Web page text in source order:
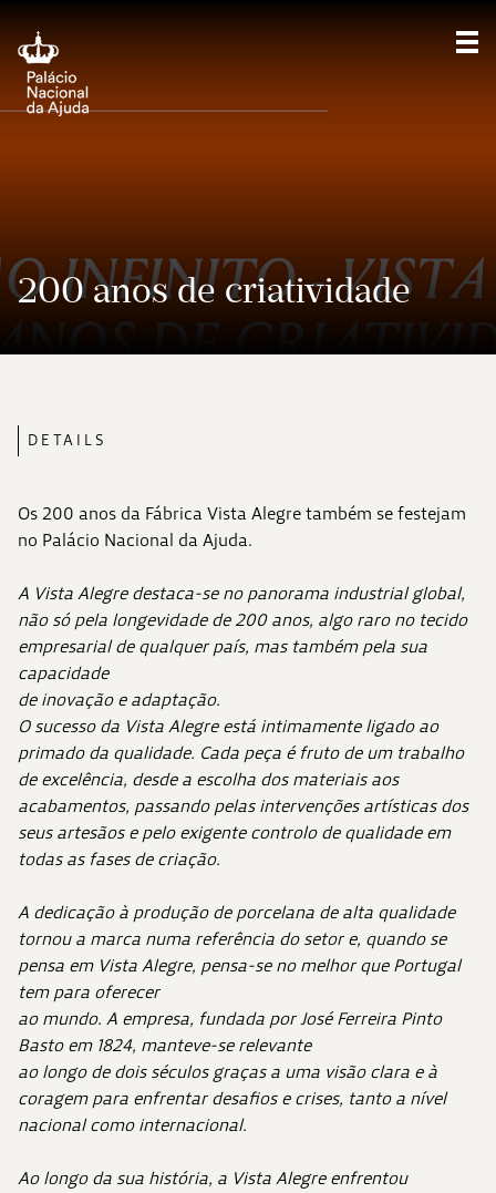
200 anos de criatividade
DETAILS
Os 200 anos da Fábrica Vista Alegre também se festejam
no Palácio Nacional da Ajuda.
A Vista Alegre destaca-se no panorama industrial global,
não só pela longevidade de 200 anos, algo raro no tecido
empresarial de qualquer país, mas também pela sua
capacidade
de inovação e adaptação.
O sucesso da Vista Alegre está intimamente ligado ao
primado da qualidade. Cada peça é fruto de um trabalho
de excelência, desde a escolha dos materiais aos
acabamentos, passando pelas intervenções artísticas dos
seus artesãos e pelo exigente controlo de qualidade em
todas as fases de criação.
A dedicação à produção de porcelana de alta qualidade
tornou a marca numa referência do setor e, quando se
pensa em Vista Alegre, pensa-se no melhor que Portugal
tem para oferecer
ao mundo. A empresa, fundada por José Ferreira Pinto
Basto em 1824, manteve-se relevante
ao longo de dois séculos graças a uma visão clara e à
coragem para enfrentar desafios e crises, tanto a nível
nacional como internacional.
Ao longo da sua história, a Vista Alegre enfrentou